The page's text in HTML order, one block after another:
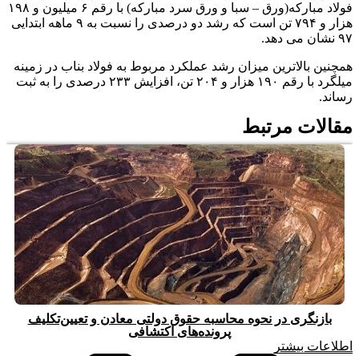
فولاد مبارکه(ورق – سبا و ورق سرد مبارکه) با رقم ۶ میلیون و ۱۹۸
هزار و ۷۹۴ تن است که رشد دو درصدی را نسبت به ۹ ماهه ابتدایی
۹۷ نشان می دهد.
همچنین بالاترین میزان رشد عملکرد مربوط به فولاد بناب در زمینه
میلگرد با رقم ۱۹۰ هزار و ۲۰۴ تن، افزایش ۲۳۳ درصدی را به ثبت
رساند.
مقالات مرتبط
بازنگری در نحوه محاسبه حقوق دولتی معادن و تعیین‌تکلیف
پرونده‌های اکتشافی
اطلاعات بیشتر